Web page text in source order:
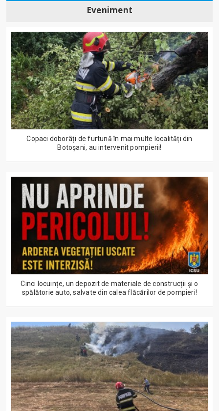
Eveniment
Copaci doborâți de furtună în mai multe localități din
Botoșani, au intervenit pompierii!
Cinci locuințe, un depozit de materiale de construcții și o
spălătorie auto, salvate din calea flăcărilor de pompieri!